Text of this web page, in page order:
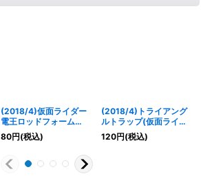
(2018/4)仮面ライダー
電王ロッドフォーム
【C】{CB04-039}
《白》
80円(税込)
(2018/4)トライアング
ルトラップ(仮面ライダ
ーWイラスト/CB04収
録)【R】{BS39-
120円(税込)